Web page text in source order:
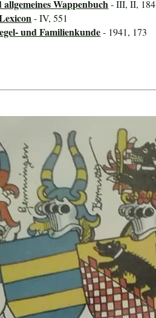
Wappenbuch - III, II, 184
- IV, 551
und Familienkunde- 1941, 173